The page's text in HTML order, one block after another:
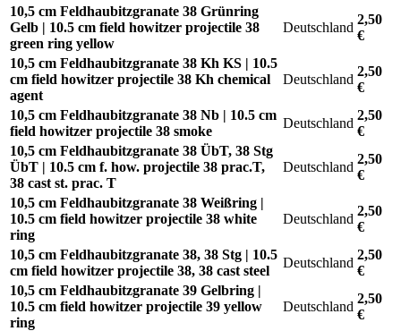
10,5 cm Feldhaubitzgranate 38 Grünring
Gelb | 10.5 cm field howitzer projectile 38
green ring yellow
Deutschland
2,50
€
10,5 cm Feldhaubitzgranate 38 Kh KS | 10.5
cm field howitzer projectile 38 Kh chemical
agent
Deutschland
2,50
€
10,5 cm Feldhaubitzgranate 38 Nb | 10.5 cm
field howitzer projectile 38 smoke
Deutschland
2,50
€
10,5 cm Feldhaubitzgranate 38 ÜbT, 38 Stg
ÜbT | 10.5 cm f. how. projectile 38 prac.T,
38 cast st. prac. T
Deutschland
2,50
€
10,5 cm Feldhaubitzgranate 38 Weißring |
10.5 cm field howitzer projectile 38 white
ring
Deutschland
2,50
€
10,5 cm Feldhaubitzgranate 38, 38 Stg | 10.5
cm field howitzer projectile 38, 38 cast steel
Deutschland
2,50
€
10,5 cm Feldhaubitzgranate 39 Gelbring |
10.5 cm field howitzer projectile 39 yellow
ring
Deutschland
2,50
€